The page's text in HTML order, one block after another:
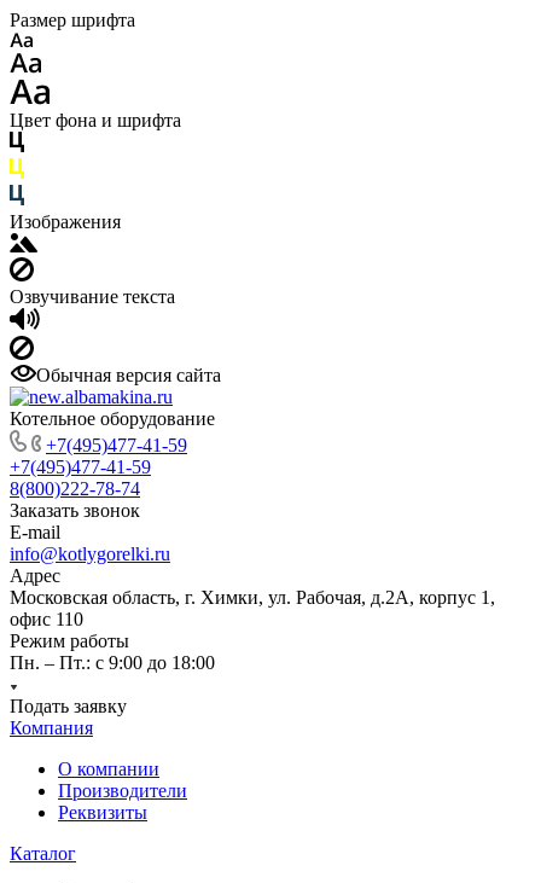
Размер шрифта
Цвет фона и шрифта
Изображения
Озвучивание текста
Обычная версия сайта
Котельное оборудование
+7(495)477-41-59
+7(495)477-41-59
8(800)222-78-74
Заказать звонок
E-mail
info@kotlygorelki.ru
Адрес
Московская область, г. Химки, ул. Рабочая, д.2А, корпус 1,
офис 110
Режим работы
Пн. – Пт.: с 9:00 до 18:00
Подать заявку
Компания
О компании
Производители
Реквизиты
Каталог